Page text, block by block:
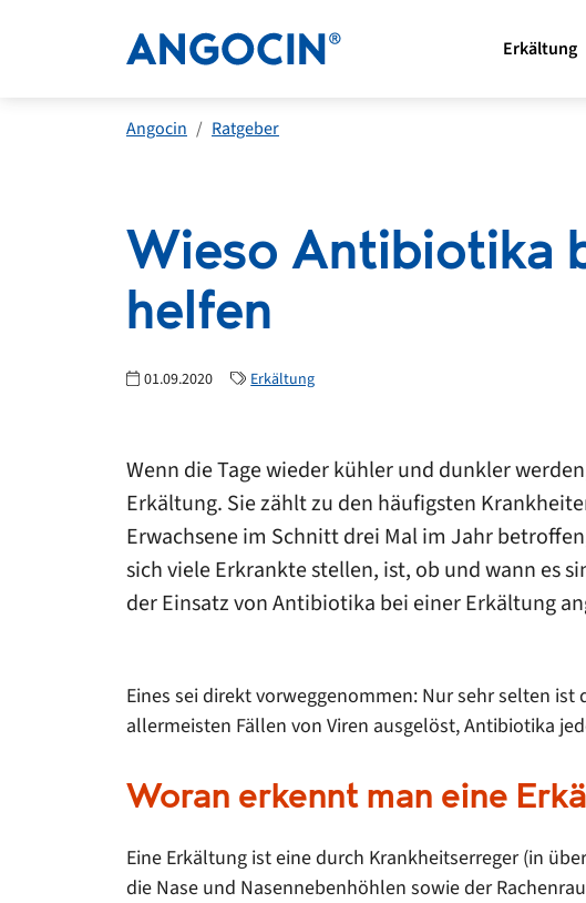
Erkältung
Angocin Ratgeber
Wieso Antibiotika
helfen
01.09.2020 Erkältung
Wenn die Tage wieder kühler und dunkler
Erkältung. Sie zählt zu den häufigsten
Erwachsene im Schnitt drei Mal im Jahr
sich viele Erkrankte stellen, ist, ob und wann es
der Einsatz von Antibiotika bei einer Erkältung
Eines sei direkt vorweggenommen: Nur sehr selten
allermeisten Fällen von Viren ausgelöst, Antibiotika
Woran erkennt man eine
Eine Erkältung ist eine durch Krankheitserreger (in
die Nase und Nasennebenhöhlen sowie der